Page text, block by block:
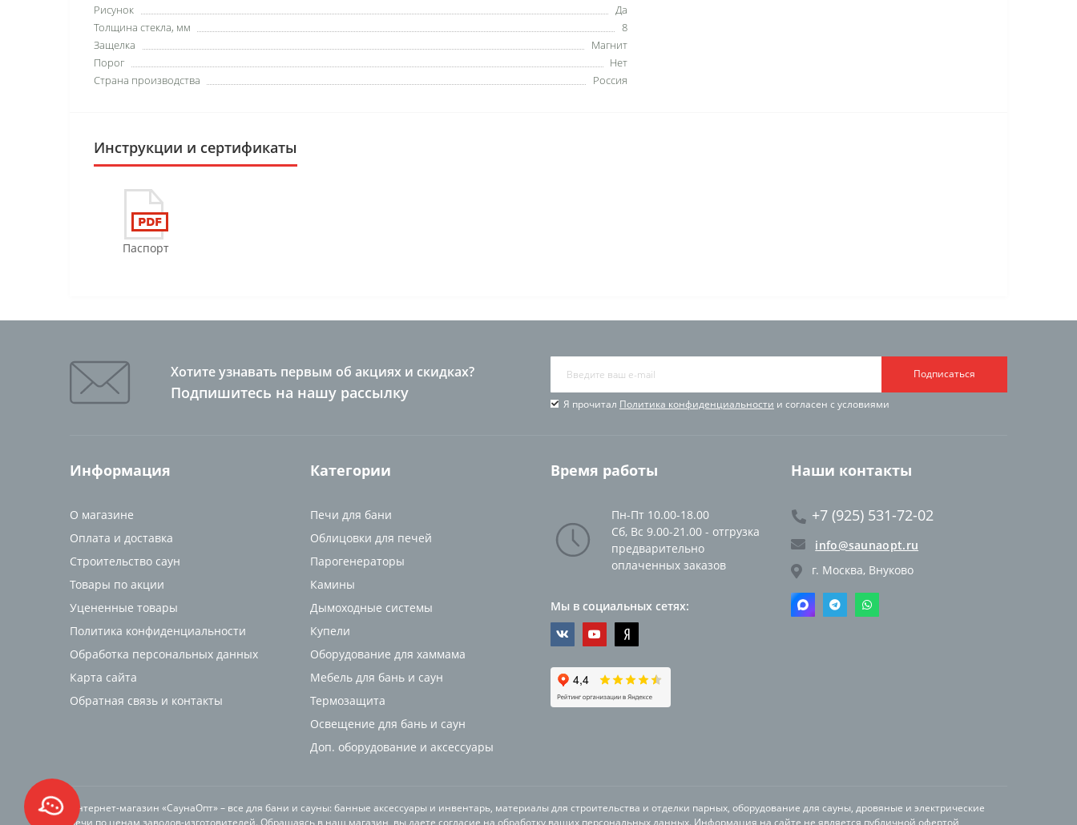
Рисунок
Да
Толщина стекла, мм
8
Защелка
Магнит
Порог
Нет
Страна производства
Россия
Инструкции и сертификаты
Паспорт
Хотите узнавать первым об акциях и скидках?
Подпишитесь на нашу рассылку
Подписаться
Я прочитал Политика конфиденциальности и согласен с условиями
Информация
О магазине
Оплата и доставка
Строительство саун
Товары по акции
Уцененные товары
Политика конфиденциальности
Обработка персональных данных
Карта сайта
Обратная связь и контакты
Категории
Печи для бани
Облицовки для печей
Парогенераторы
Камины
Дымоходные системы
Купели
Оборудование для хаммама
Мебель для бань и саун
Термозащита
Освещение для бань и саун
Доп. оборудование и аксессуары
Время работы
Пн-Пт 10.00-18.00
Сб, Вс 9.00-21.00 - отгрузка
предварительно
оплаченных заказов
Мы в социальных сетях:
Наши контакты
+7 (925) 531-72-02
info@saunaopt.ru
г. Москва, Внуково
Интернет-магазин «СаунаОпт» – все для бани и сауны: банные аксессуары и инвентарь, материалы для строительства и отделки парных, оборудование для сауны, дровяные и электрические
печи по ценам заводов-изготовителей. Обращаясь в наш магазин, вы даете согласие на обработку ваших персональных данных. Информация на сайте не является публичной офертой,